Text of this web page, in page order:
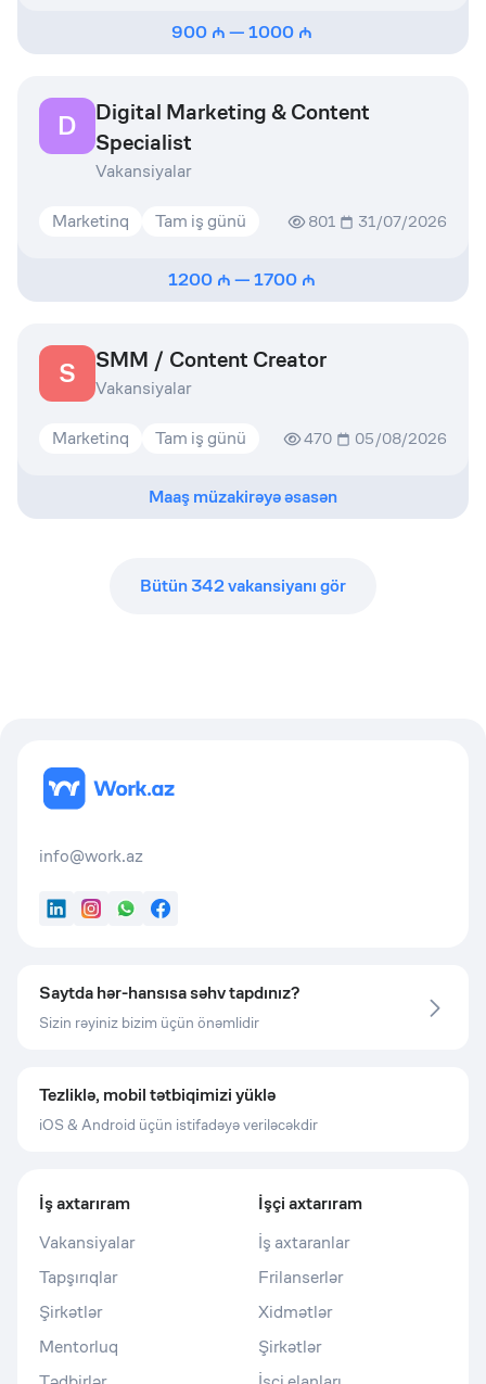
900 —1000
D
Digital Marketing & Content
Specialist
Vakansiyalar
Marketinq Tam iş günü 801 31/07/2026
1200 —1700
S SMM / Content Creator
Vakansiyalar
Marketinq Tam iş günü 470 05/08/2026
Maaş müzakirəyə əsasən
Bütün342vakansiyanı gör
info@work.az
LinkedInInstagram
WhatsApp
Facebook
Saytda hər-hansısa səhv tapdınız?
Sizin rəyiniz bizim üçün önəmlidir
Tezliklə, mobil tətbiqimizi yüklə
iOS & Android üçün istifadəyə veriləcəkdir
İş axtarıram
Vakansiyalar
Tapşırıqlar
Şirkətlər
Mentorluq
İşçi axtarıram
İş axtaranlar
Frilanserlər
Xidmətlər
Şirkətlər